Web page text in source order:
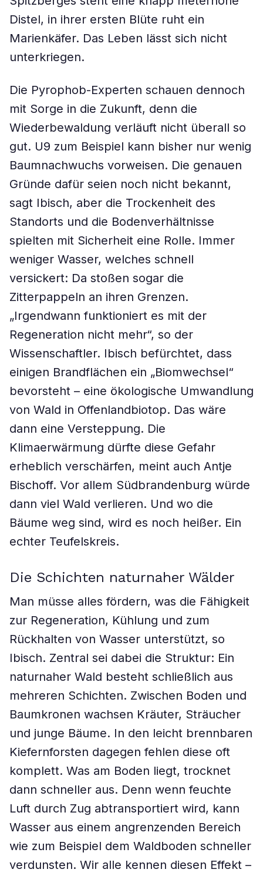
Distel, in ihrer ersten Blüte ruht ein
Marienkäfer. Das Leben lässt sich nicht
unterkriegen.
Die Pyrophob-Experten schauen dennoch
mit Sorge in die Zukunft, denn die
Wiederbewaldung verläuft nicht überall so
gut. U9 zum Beispiel kann bisher nur wenig
Baumnachwuchs vorweisen. Die genauen
Gründe dafür seien noch nicht bekannt,
sagt Ibisch, aber die Trockenheit des
Standorts und die Bodenverhältnisse
spielten mit Sicherheit eine Rolle. Immer
weniger Wasser, welches schnell
versickert: Da stoßen sogar die
Zitterpappeln an ihren Grenzen.
„Irgendwann funktioniert es mit der
Regeneration nicht mehr“, so der
Wissenschaftler. Ibisch befürchtet, dass
einigen Brandflächen ein „Biomwechsel“
bevorsteht – eine ökologische Umwandlung
von Wald in Offenlandbiotop. Das wäre
dann eine Versteppung. Die
Klimaerwärmung dürfte diese Gefahr
erheblich verschärfen, meint auch Antje
Bischoff. Vor allem Südbrandenburg würde
dann viel Wald verlieren. Und wo die
Bäume weg sind, wird es noch heißer. Ein
echter Teufelskreis.
Die Schichten naturnaher Wälder
Man müsse alles fördern, was die Fähigkeit
zur Regeneration, Kühlung und zum
Rückhalten von Wasser unterstützt, so
Ibisch. Zentral sei dabei die Struktur: Ein
naturnaher Wald besteht schließlich aus
mehreren Schichten. Zwischen Boden und
Baumkronen wachsen Kräuter, Sträucher
und junge Bäume. In den leicht brennbaren
Kiefernforsten dagegen fehlen diese oft
komplett. Was am Boden liegt, trocknet
dann schneller aus. Denn wenn feuchte
Luft durch Zug abtransportiert wird, kann
Wasser aus einem angrenzenden Bereich
wie zum Beispiel dem Waldboden schneller
verdunsten. Wir alle kennen diesen Effekt –